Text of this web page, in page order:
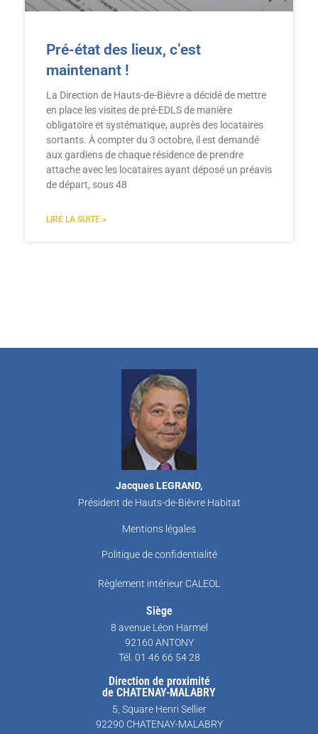
Pré-état des lieux, c’est
maintenant !
La Direction de Hauts-de-Bièvre a décidé de mettre
en place les visites de pré-EDLS de manière
obligatoire et systématique, auprès des locataires
sortants. À compter du 3 octobre, il est demandé
aux gardiens de chaque résidence de prendre
attache avec les locataires ayant déposé un préavis
de départ, sous 48
LIRE LA SUITE »
Jacques LEGRAND,
Président de Hauts-de-Bièvre Habitat
Mentions légales
Politique de confidentialité
Règlement intérieur CALEOL
Siège
8 avenue Léon Harmel
92160 ANTONY
Tél. 01 46 66 54 28
Direction de proximité
de CHATENAY-MALABRY
5, Square Henri Sellier
92290 CHATENAY-MALABRY